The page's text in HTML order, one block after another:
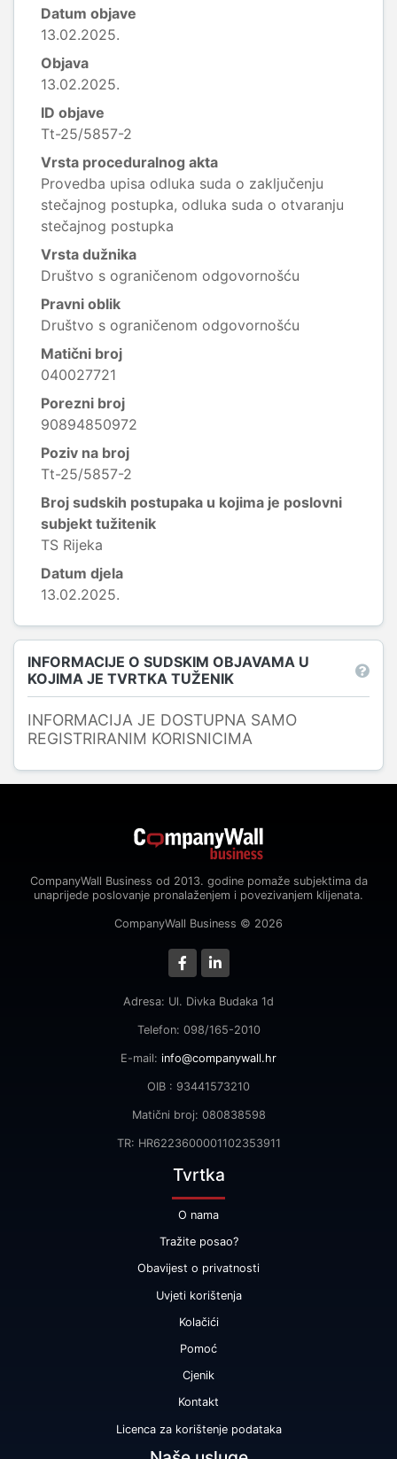
Datum objave
13.02.2025.
Objava
13.02.2025.
ID objave
Tt-25/5857-2
Vrsta proceduralnog akta
Provedba upisa odluka suda o zaključenju
stečajnog postupka, odluka suda o otvaranju
stečajnog postupka
Vrsta dužnika
Društvo s ograničenom odgovornošću
Pravni oblik
Društvo s ograničenom odgovornošću
Matični broj
040027721
Porezni broj
90894850972
Poziv na broj
Tt-25/5857-2
Broj sudskih postupaka u kojima je poslovni
subjekt tužitenik
TS Rijeka
Datum djela
13.02.2025.
INFORMACIJE O SUDSKIM OBJAVAMA U
KOJIMA JE TVRTKA TUŽENIK
INFORMACIJA JE DOSTUPNA SAMO
REGISTRIRANIM KORISNICIMA
CompanyWall Business od 2013. godine pomaže subjektima da
unaprijede poslovanje pronalaženjem i povezivanjem klijenata.
CompanyWall Business © 2026
Adresa: Ul. Divka Budaka 1d
Telefon: 098/165-2010
E-mail: info@companywall.hr
OIB : 93441573210
Matični broj: 080838598
TR: HR6223600001102353911
Tvrtka
O nama
Tražite posao?
Obavijest o privatnosti
Uvjeti korištenja
Kolačići
Pomoć
Cjenik
Kontakt
Licenca za korištenje podataka